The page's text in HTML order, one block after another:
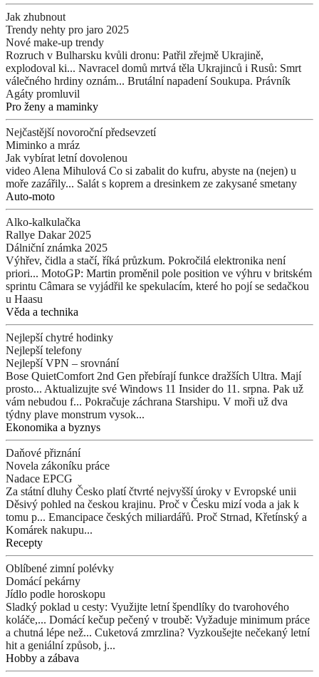
Jak zhubnout
Trendy nehty pro jaro 2025
Nové make-up trendy
Rozruch v Bulharsku kvůli dronu: Patřil zřejmě Ukrajině,
explodoval ki... Navracel domů mrtvá těla Ukrajinců i Rusů: Smrt
válečného hrdiny oznám... Brutální napadení Soukupa. Právník
Agáty promluvil
Pro ženy a maminky
Nejčastější novoroční předsevzetí
Miminko a mráz
Jak vybírat letní dovolenou
video Alena Mihulová Co si zabalit do kufru, abyste na (nejen) u
moře zazářily... Salát s koprem a dresinkem ze zakysané smetany
Auto-moto
Alko-kalkulačka
Rallye Dakar 2025
Dálniční známka 2025
Výhřev, čidla a stačí, říká průzkum. Pokročilá elektronika není
priori... MotoGP: Martin proměnil pole position ve výhru v britském
sprintu Câmara se vyjádřil ke spekulacím, které ho pojí se sedačkou
u Haasu
Věda a technika
Nejlepší chytré hodinky
Nejlepší telefony
Nejlepší VPN – srovnání
Bose QuietComfort 2nd Gen přebírají funkce dražších Ultra. Mají
prosto... Aktualizujte své Windows 11 Insider do 11. srpna. Pak už
vám nebudou f... Pokračuje záchrana Starshipu. V moři už dva
týdny plave monstrum vysok...
Ekonomika a byznys
Daňové přiznání
Novela zákoníku práce
Nadace EPCG
Za státní dluhy Česko platí čtvrté nejvyšší úroky v Evropské unii
Děsivý pohled na českou krajinu. Proč v Česku mizí voda a jak k
tomu p... Emancipace českých miliardářů. Proč Strnad, Křetínský a
Komárek nakupu...
Recepty
Oblíbené zimní polévky
Domácí pekárny
Jídlo podle horoskopu
Sladký poklad u cesty: Využijte letní špendlíky do tvarohového
koláče,... Domácí kečup pečený v troubě: Vyžaduje minimum práce
a chutná lépe než... Cuketová zmrzlina? Vyzkoušejte nečekaný letní
hit a geniální způsob, j...
Hobby a zábava